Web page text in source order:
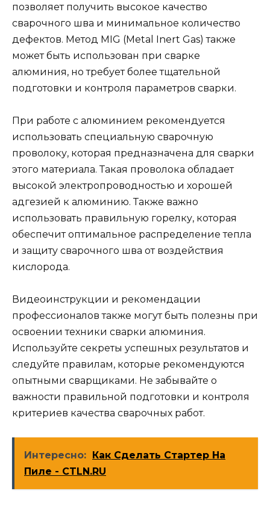
позволяет получить высокое качество
сварочного шва и минимальное количество
дефектов. Метод MIG (Metal Inert Gas) также
может быть использован при сварке
алюминия, но требует более тщательной
подготовки и контроля параметров сварки.
При работе с алюминием рекомендуется
использовать специальную сварочную
проволоку, которая предназначена для сварки
этого материала. Такая проволока обладает
высокой электропроводностью и хорошей
адгезией к алюминию. Также важно
использовать правильную горелку, которая
обеспечит оптимальное распределение тепла
и защиту сварочного шва от воздействия
кислорода.
Видеоинструкции и рекомендации
профессионалов также могут быть полезны при
освоении техники сварки алюминия.
Используйте секреты успешных результатов и
следуйте правилам, которые рекомендуются
опытными сварщиками. Не забывайте о
важности правильной подготовки и контроля
критериев качества сварочных работ.
Интересно:
Как Сделать Стартер На
Пиле - CTLN.RU